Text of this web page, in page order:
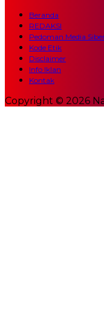
Beranda
REDAKSI
Pedoman Media
Kode Etik
Disclaimer
Info Iklan
Kontak
Copyright © 2026